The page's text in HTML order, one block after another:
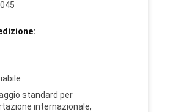
standard per
internazionale,